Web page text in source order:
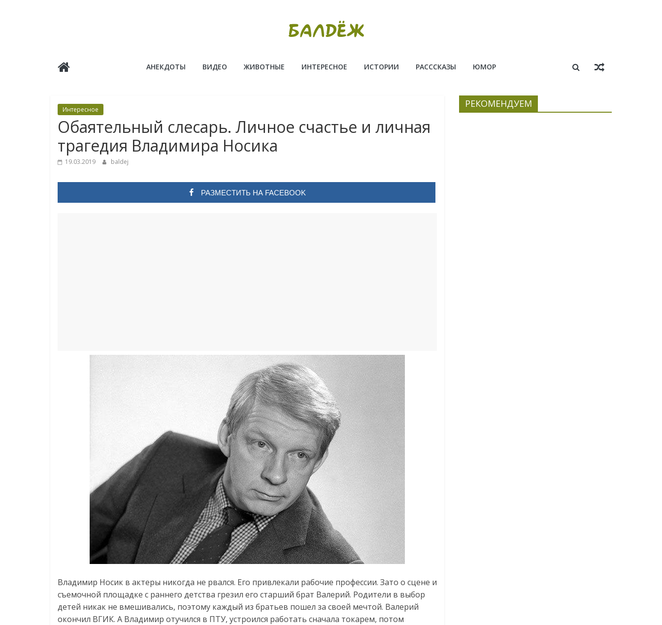
Балдёж АНЕКДОТЫ ВИДЕО ЖИВОТНЫЕ ИНТЕРЕСНОЕ ИСТОРИИ РАСССКАЗЫ ЮМОР
Интересное
Обаятельный слесарь. Личное счастье и личная
трагедия Владимира Носика
19.03.2019 baldej
РАЗМЕСТИТЬ НА FACEBOOK
Владимир Носик в актеры никогда не рвался. Его привлекали рабочие профессии. Зато о сцене и
съемочной площадке с раннего детства грезил его старший брат Валерий. Родители в выбор
детей никак не вмешивались, поэтому каждый из братьев пошел за своей мечтой. Валерий
окончил ВГИК. А Владимир отучился в ПТУ, устроился работать сначала токарем, потом
РЕКОМЕНДУЕМ